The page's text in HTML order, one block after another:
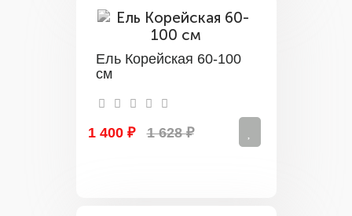
Ель Корейская 60-100
см
1 400 ₽ 1 628 ₽